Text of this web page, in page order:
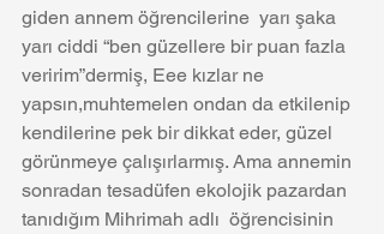
giden annem öğrencilerine  yarı şaka
yarı ciddi “ben güzellere bir puan fazla
veririm”dermiş, Eee kızlar ne
yapsın,muhtemelen ondan da etkilenip
kendilerine pek bir dikkat eder, güzel
görünmeye çalışırlarmış. Ama annemin
sonradan tesadüfen ekolojik pazardan
tanıdığım Mihrimah adlı  öğrencisinin